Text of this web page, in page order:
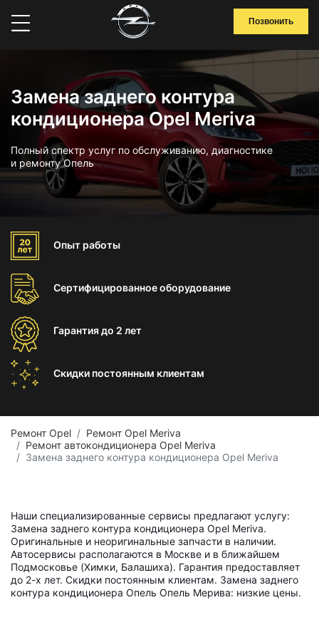
Позвонить
Замена заднего контура
кондиционера Opel Meriva
Полный спектр услуг по обслуживанию, диагностике
и ремонту Опель
Опыт работы
Сертифицированноеоборудование
Гарантиядо 2 лет
Скидки постоянным клиентам
Ремонт Opel
Ремонт Opel Meriva
Ремонт автокондиционера Opel Meriva
Замена заднего контура кондиционера Opel Meriva
Наши специализированные сервисы предлагают услугу:
Замена заднего контура кондиционера Opel Meriva.
Оригинальные и неоригинальные запчасти в наличии.
Автосервисы располагаются в Москве и в ближайшем
Подмосковье (Химки, Балашиха). Гарантия предоставляет
до 2-х лет. Скидки постоянным клиентам. Замена заднего
контура кондиционера Опель Опель Мерива: низкие цены.